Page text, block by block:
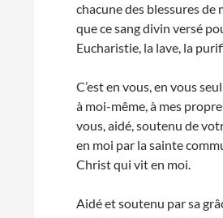
chacune des blessures de
que ce sang divin versé
Eucharistie, la lave, la
C’est en vous, en vous
à moi-même, à mes
vous, aidé, soutenu de
en moi par la sainte
Christ qui vit en moi.
Aidé et soutenu par sa